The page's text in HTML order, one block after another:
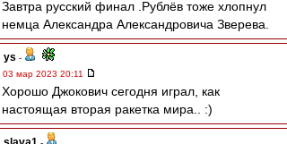
Завтра русский финал .Рублёв тоже хлопнул
немца Александра Александровича Зверева.
ys -
03 мар 2023 20:11
Хорошо Джокович сегодня играл, как
настоящая вторая ракетка мира.. :)